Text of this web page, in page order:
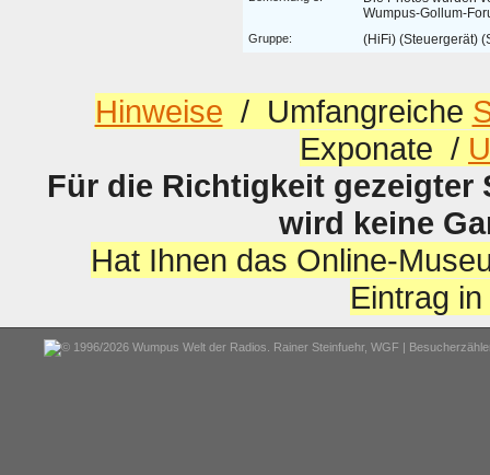
Wumpus-Gollum-
Gruppe: (HiFi) (Steuergerät)
Hinweise / Umfangreiche
Exponate /
Für die Richtigkeit
wird keine
Hat Ihnen das Online-
Eintrag
© 1996/2026 Wumpus Welt der Radios. Rainer Steinfuehr, WGF |